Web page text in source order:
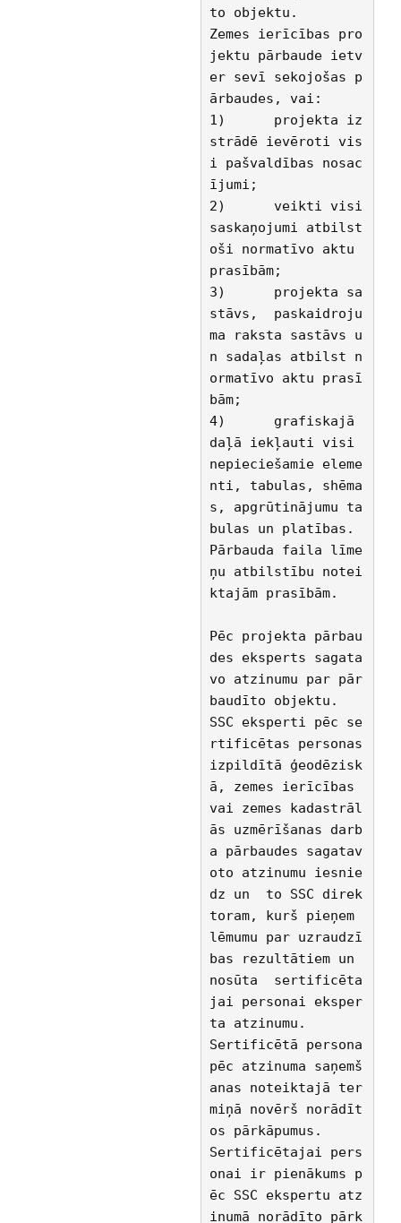
to objektu.
Zemes ierīcības pro
jektu pārbaude ietv
er sevī sekojošas p
ārbaudes, vai:
1)	projekta iz
strādē ievēroti vis
i pašvaldības nosac
ījumi;
2)	veikti visi
saskaņojumi atbilst
oši normatīvo aktu
prasībām;
3)	projekta sa
stāvs,  paskaidroju
ma raksta sastāvs u
n sadaļas atbilst n
ormatīvo aktu prasī
bām;
4)	grafiskajā
daļā iekļauti visi
nepieciešamie eleme
nti, tabulas, shēma
s, apgrūtinājumu ta
bulas un platības.
Pārbauda faila līme
ņu atbilstību notei
ktajām prasībām.
Pēc projekta pārbau
des eksperts sagata
vo atzinumu par pār
baudīto objektu.
SSC eksperti pēc se
rtificētas personas
izpildītā ģeodēzisk
ā, zemes ierīcības
vai zemes kadastrāl
ās uzmērīšanas darb
a pārbaudes sagatav
oto atzinumu iesnie
dz un  to SSC direk
toram, kurš pieņem
lēmumu par uzraudzī
bas rezultātiem un
nosūta  sertificēta
jai personai eksper
ta atzinumu.
Sertificētā persona
pēc atzinuma saņemš
anas noteiktajā ter
miņā novērš norādīt
os pārkāpumus.
Sertificētajai pers
onai ir pienākums p
ēc SSC ekspertu atz
inumā norādīto pārk